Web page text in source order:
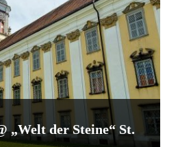
„Welt der Steine“ St.